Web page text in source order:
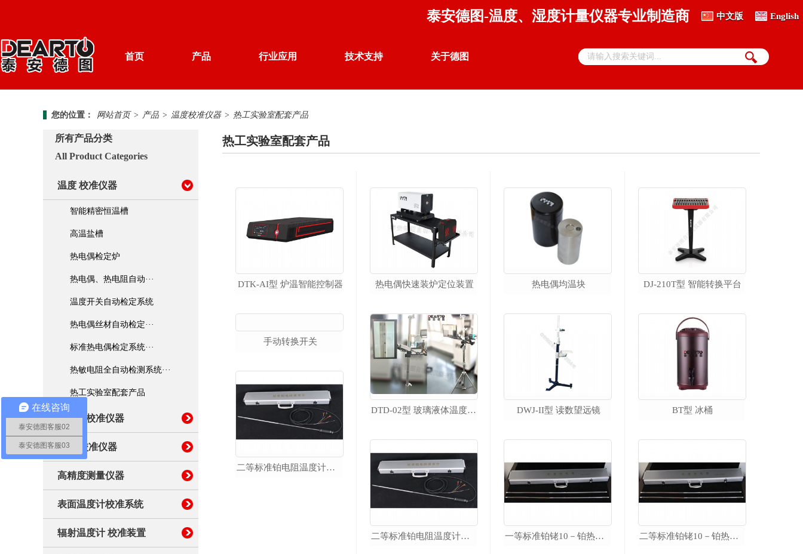
中文版 English
泰安德图-温度、湿度计量仪器专业制造商
首页 产品
产品分类
温度 校准仪器
表面温度计校准系统
辐射温度计 校准装置
温度 校准仪器
热电偶、热电阻自动检定系统
DTZ-02 群炉热电偶、热电阻自动检定系统
DTZ-TS 温度开关自动检定系统
DTZ-WK 电子扫描开关自动测试系统
DTZ-03 热电偶、热电阻同检系统
标准热电偶检定系统
DTZ-01A 标准热电偶自动检定系统
DTZ-02A 标准偶群炉热电偶、热电阻检定系统
热敏电阻全自动检测系统
智能精密恒温槽
DTS-CT300 智能精密恒温油槽
DTS-CT 智能精密低温槽
DTS-T 宽温域智能恒温槽
DTS-CH 超低温 微型精密恒温槽
DTS-T500 超大口径精密恒温槽
DTF 水三相自动冻制与保存装置
DTR 热管恒温槽
热电偶检定炉
DTL-600 廉金属热电偶检定炉
DTL-600B 标准热电偶检定炉
DTL-H 高温热电偶检定炉
DTL-T 型热电偶退火炉
DT1000 热电偶清洗退火装置
DTL-III 多温区精密检定炉
热工实验室配套产品 便携式校准仪器
行业应用
解决方案
技术支持
计量知识
资料下载
关于德图
德图简介
新闻中心 联系我们
您的位置： 网站首页 > 产品 > 温度校准仪器 > 热工实验室配套产品
所有产品分类
All Product Categories
温度 校准仪器
智能精密恒温槽
高温盐槽
热电偶检定炉
热电偶、热电阻自动···
温度开关自动检定系统
热电偶丝材自动检定···
标准热电偶检定系统···
热敏电阻全自动检测系统···
热工实验室配套产品
便携式校准仪器
湿度 校准仪器
高精度测量仪器
表面温度计校准系统
辐射温度计 校准装置
热工实验室配套产品
DTK-AI型 炉温智能控制器
手动转换开关
热电偶快速装炉定位装置
DTD-02型 玻璃液体温度计读数装置
二等标准铂电阻温度计（锌点石英管）
热电偶均温块
DWJ-II型 读数望远镜
一等标准铂铑10－铂热电偶（S）
DJ-210T型 智能转换平台
BT型 冰桶
二等标准铂铑10－铂热电偶（S）
在线咨询
泰安德图客服02
泰安德图客服03